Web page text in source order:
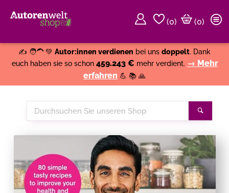
(0)
(0)
✍️ 🧑‍🦱 💚 Autor:innen verdienen bei uns doppelt. Dank
euch haben sie so schon 459.243 € mehr verdient. → Mehr
erfahren 💪 📚 🙏
Durchsuchen
Sie